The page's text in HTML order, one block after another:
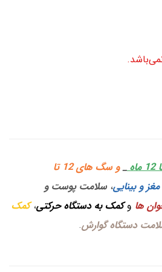
_
و سگ های 12 تا
و بینایی، سلامت پوست و
ها وکمک به دستگاه حرکتی،کمک
دستگاه گوارش.